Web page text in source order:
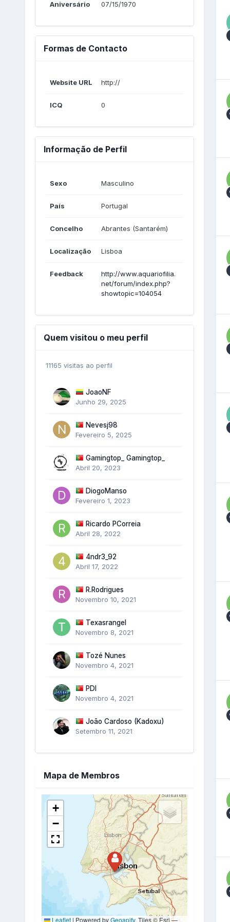
Aniversário 07/15/1970
Formas de Contacto
Website URL http://
ICQ 0
Informação de Perfil
Sexo Masculino
País Portugal
Concelho Abrantes (Santarém)
Localização Lisboa
Feedback
http://www.aquariofilia.
net/forum/index.php?
showtopic=104054
Quem visitou o meu perfil
11165 visitas ao perfil
JoaoNF
Junho 29, 2025
Nevesj98
Fevereiro 5, 2025
Gamingtop_ Gamingtop_
Abril 20, 2023
DiogoManso
Fevereiro 1, 2023
Ricardo PCorreia
Abril 28, 2022
4ndr3_92
Abril 17, 2022
R.Rodrigues
Novembro 10, 2021
Texasrangel
Novembro 8, 2021
Tozé Nunes
Novembro 4, 2021
PDI
Novembro 4, 2021
João Cardoso (Kadoxu)
Setembro 11, 2021
Mapa de Membros